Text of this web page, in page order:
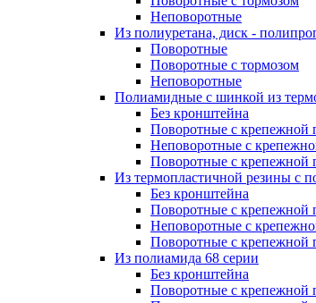
Неповоротные
Из полиуретана, диск -
Поворотные
Поворотные с тормозом
Неповоротные
Полиамидные с шинкой из
Без кронштейна
Поворотные с крепежной
Неповоротные с
Поворотные с крепежной
Из термопластичной резины с
Без кронштейна
Поворотные с крепежной
Неповоротные с
Поворотные с крепежной
Из полиамида 68 серии
Без кронштейна
Поворотные с крепежной